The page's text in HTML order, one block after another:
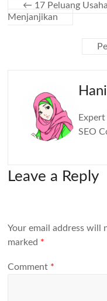
← 17 Peluang
Menjanjikan
SEO
Leave a Reply
Your email address will
marked *
Comment *